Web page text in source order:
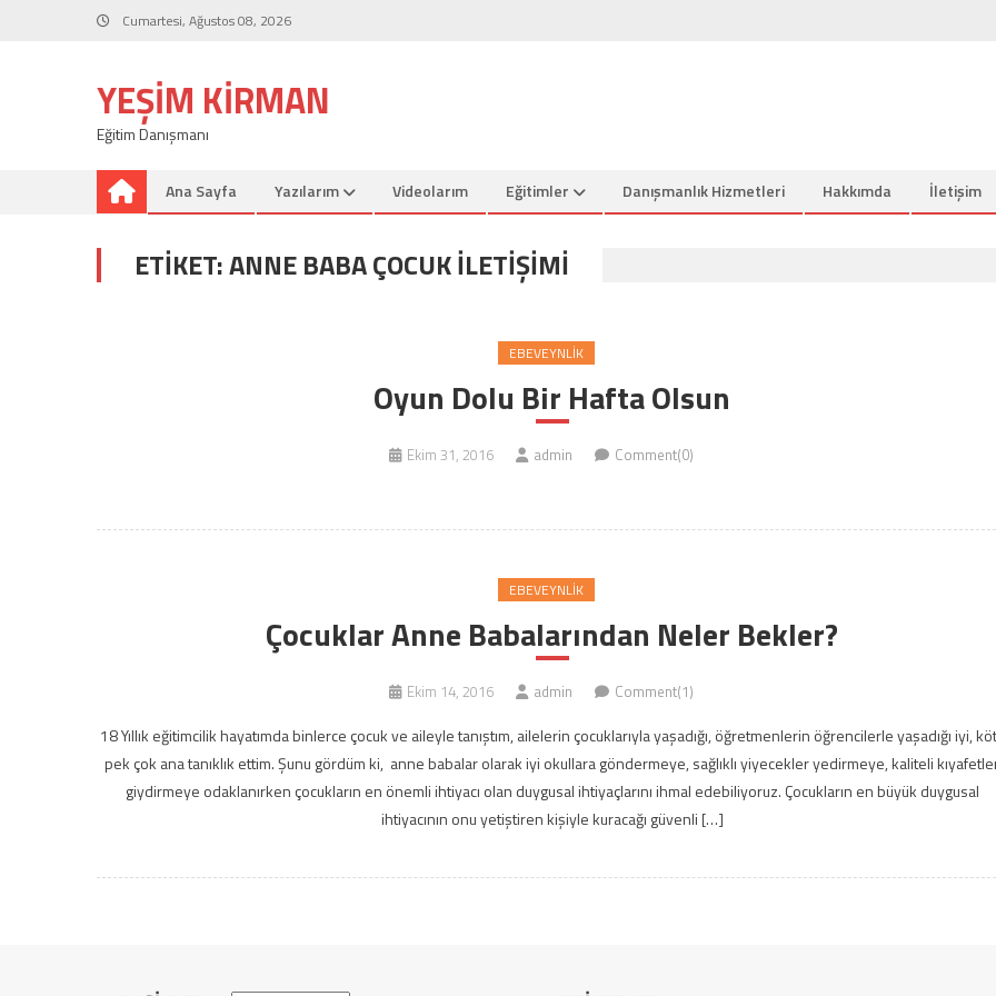
Cumartesi, Ağustos 08, 2026
YEŞIM KIRMAN
Eğitim Danışmanı
Ana Sayfa Yazılarım Videolarım Eğitimler Danışmanlık Hizmetleri Hakkımda İletişim
ETIKET:ANNE BABA ÇOCUK ILETIŞIMI
EBEVEYNLIK
Oyun Dolu Bir Hafta Olsun
Ekim 31, 2016 admin Comment(0)
EBEVEYNLIK
Çocuklar Anne Babalarından Neler Bekler?
Ekim 14, 2016 admin Comment(1)
18 Yıllık eğitimcilik hayatımda binlerce çocuk ve aileyle tanıştım, ailelerin çocuklarıyla yaşadığı, öğretmenlerin öğrencilerle yaşadığı iyi,
pek çok ana tanıklık ettim. Şunu gördüm ki, anne babalar olarak iyi okullara göndermeye, sağlıklı yiyecekler yedirmeye, kaliteli
giydirmeye odaklanırken çocukların en önemli ihtiyacı olan duygusal ihtiyaçlarını ihmal edebiliyoruz. Çocukların en büyük duygusal
ihtiyacının onu yetiştiren kişiyle kuracağı güvenli […]